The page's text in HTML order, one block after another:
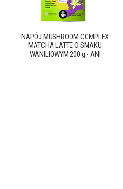
NAPÓJ MUSHROOM COMPLEX
MATCHA LATTE O SMAKU
WANILIOWYM 200 g - ANI